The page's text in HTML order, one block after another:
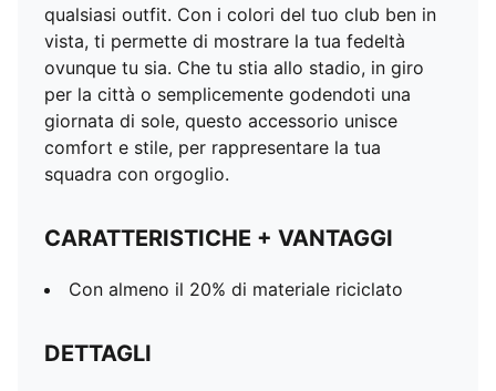
qualsiasi outfit. Con i colori del tuo club ben in
vista, ti permette di mostrare la tua fedeltà
ovunque tu sia. Che tu stia allo stadio, in giro
per la città o semplicemente godendoti una
giornata di sole, questo accessorio unisce
comfort e stile, per rappresentare la tua
squadra con orgoglio.
CARATTERISTICHE + VANTAGGI
Con almeno il 20% di materiale riciclato
DETTAGLI